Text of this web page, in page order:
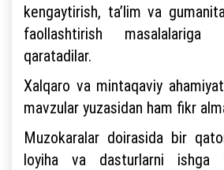
kengaytirish, taʼlim va
faollashtirish masalalariga
qaratadilar.
Xalqaro va mintaqaviy
mavzular yuzasidan ham fikr
Muzokaralar doirasida bir
loyiha va dasturlarni ishga